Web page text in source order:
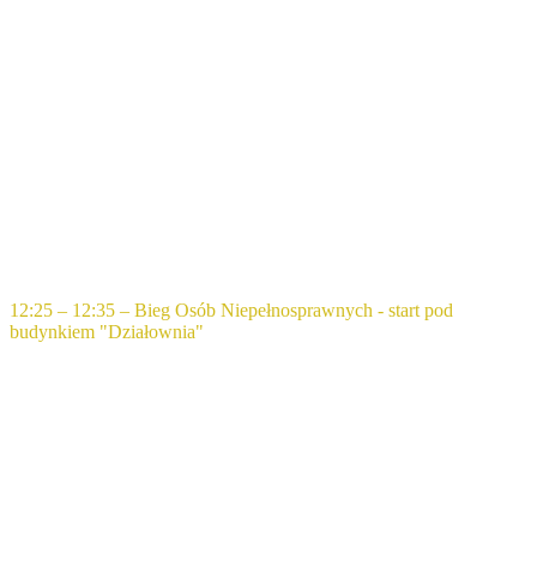
12:25 – 12:35 – Bieg Osób Niepełnosprawnych - start pod
budynkiem "Działownia"